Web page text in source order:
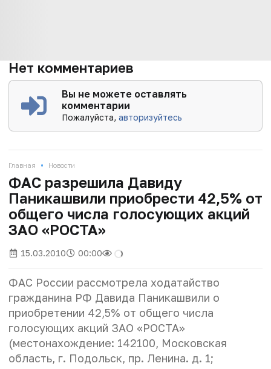
Нет комментариев
Вы не можете оставлять
комментарии
Пожалуйста,авторизуйтесь
Главная • Новости
ФАС разрешила Давиду
Паникашвили приобрести 42,5% от
общего числа голосующих акций
ЗАО «РОСТА»
15.03.2010 00:00
ФАС России рассмотрела ходатайство
гражданина РФ Давида Паникашвили о
приобретении 42,5% от общего числа
голосующих акций ЗАО «РОСТА»
(местонахождение: 142100, Московская
область, г. Подольск, пр. Ленина. д. 1;